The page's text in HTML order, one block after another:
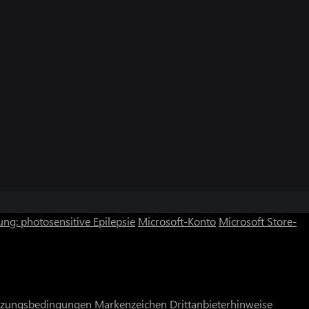
photosensitive Epilepsie Microsoft-Konto Microsoft Store-
Markenzeichen Drittanbieterhinweise